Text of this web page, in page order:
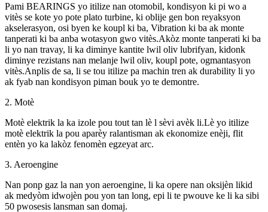
Pami BEARINGS yo itilize nan otomobil, kondisyon ki pi wo a
vitès se kote yo pote plato turbine, ki oblije gen bon reyaksyon
akselerasyon, osi byen ke koupl ki ba, Vibration ki ba ak monte
tanperati ki ba anba wotasyon gwo vitès.Akòz monte tanperati ki ba
li yo nan travay, li ka diminye kantite lwil oliv lubrifyan, kidonk
diminye rezistans nan melanje lwil oliv, koupl pote, ogmantasyon
vitès.Anplis de sa, li se tou itilize pa machin tren ak durability li yo
ak fyab nan kondisyon piman bouk yo te demontre.
2. Motè
Motè elektrik la ka izole pou tout tan lè l sèvi avèk li.Lè yo itilize
motè elektrik la pou aparèy ralantisman ak ekonomize enèji, flit
entèn yo ka lakòz fenomèn egzeyat arc.
3. Aeroengine
Nan ponp gaz la nan yon aeroengine, li ka opere nan oksijèn likid
ak medyòm idwojèn pou yon tan long, epi li te pwouve ke li ka sibi
50 pwosesis lansman san domaj.